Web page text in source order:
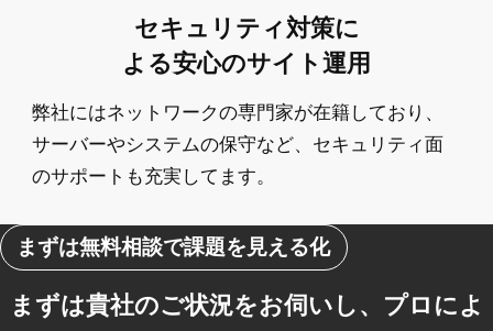
セキュリティ対策に
よる安心のサイト運用
弊社にはネットワークの専門家が在籍しており、
サーバーやシステムの保守など、セキュリティ面
のサポートも充実してます。
まずは無料相談で課題を見える化
まずは貴社のご状況をお伺いし、プロによ